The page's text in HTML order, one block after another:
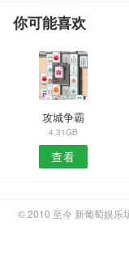
你可能喜欢
攻城争霸
4.31GB
查看
© 2010 至今 新葡萄娱乐